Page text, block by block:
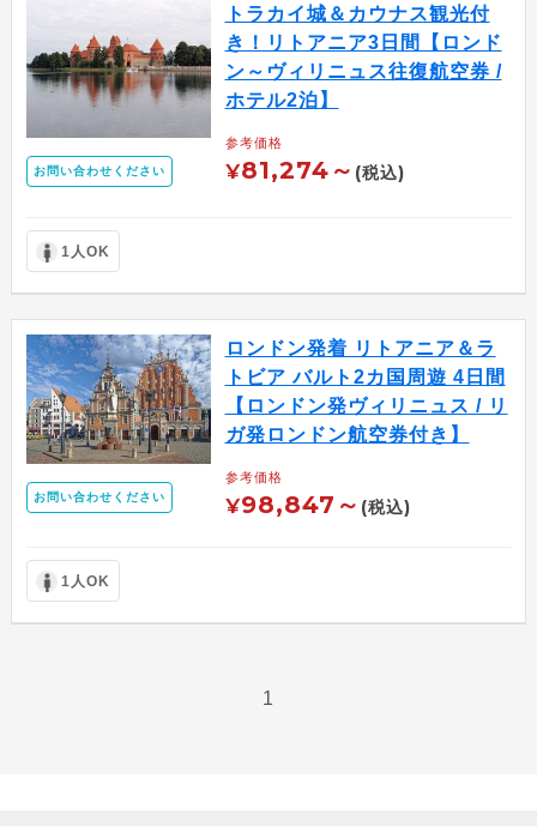
お問い合わせください
トラカイ城＆カウナス観光付
き！リトアニア3日間【ロンド
ン～ヴィリニュス往復航空券 /
ホテル2泊】
参考価格
¥81,274～ (税込)
1人OK
お問い合わせください
ロンドン発着 リトアニア＆ラ
トビア バルト2カ国周遊 4日間
【ロンドン発ヴィリニュス / リ
ガ発ロンドン航空券付き】
参考価格
¥98,847～ (税込)
1人OK
1